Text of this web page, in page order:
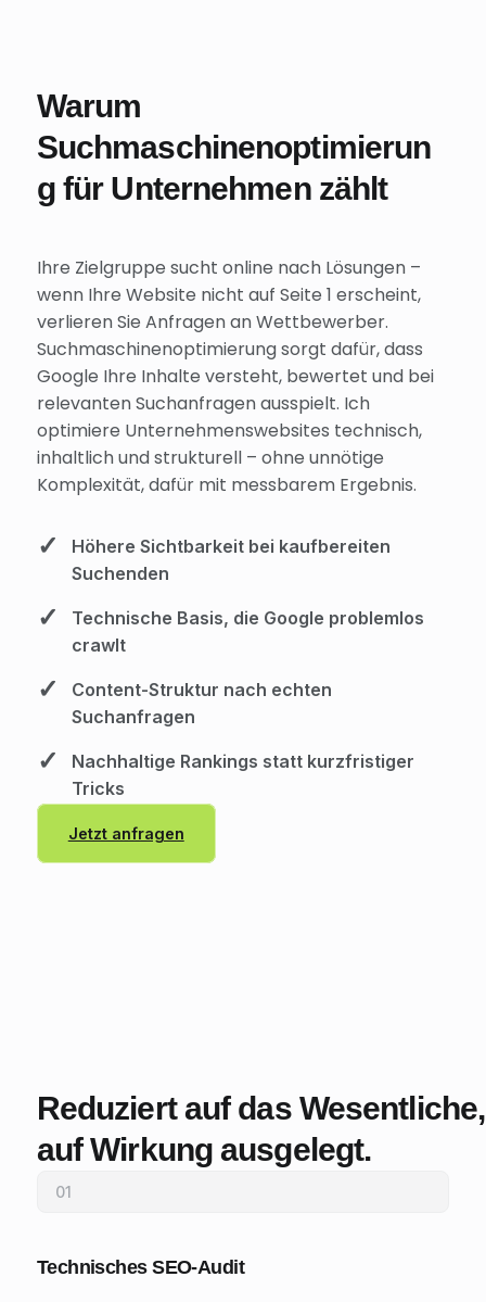
Warum
Suchmaschinenoptimierun
g für Unternehmen zählt
Ihre Zielgruppe sucht online nach Lösungen –
wenn Ihre Website nicht auf Seite 1 erscheint,
verlieren Sie Anfragen an Wettbewerber.
Suchmaschinenoptimierung sorgt dafür, dass
Google Ihre Inhalte versteht, bewertet und bei
relevanten Suchanfragen ausspielt. Ich
optimiere Unternehmenswebsites technisch,
inhaltlich und strukturell – ohne unnötige
Komplexität, dafür mit messbarem Ergebnis.
Höhere Sichtbarkeit bei kaufbereiten
Suchenden
Technische Basis, die Google problemlos
crawlt
Content-Struktur nach echten
Suchanfragen
Nachhaltige Rankings statt kurzfristiger
Tricks
Jetzt anfragen
Reduziert auf das
auf Wirkung ausgelegt.
01
Technisches SEO-Audit